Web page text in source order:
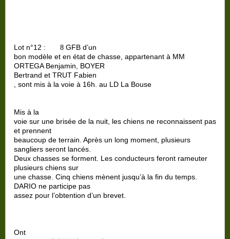
Lot n°12 : 8 GFB d’un
bon modèle et en état de chasse, appartenant à MM
ORTEGA Benjamin, BOYER
Bertrand et TRUT Fabien
, sont mis à la voie à 16h. au LD La Bouse
Mis à la
voie sur une brisée de la nuit, les chiens ne reconnaissent pas
et prennent
beaucoup de terrain. Après un long moment, plusieurs
sangliers seront lancés.
Deux chasses se forment. Les conducteurs feront rameuter
plusieurs chiens sur
une chasse. Cinq chiens mènent jusqu’à la fin du temps.
DARIO ne participe pas
assez pour l’obtention d’un brevet.
Ont